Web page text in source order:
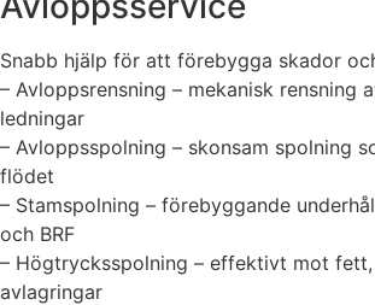
Snabb hjälp för att förebygga skador
– Avloppsrensning – mekanisk rensning
ledningar
– Avloppsspolning – skonsam spolning
flödet
– Stamspolning – förebyggande
och BRF
– Högtrycksspolning – effektivt mot
avlagringar